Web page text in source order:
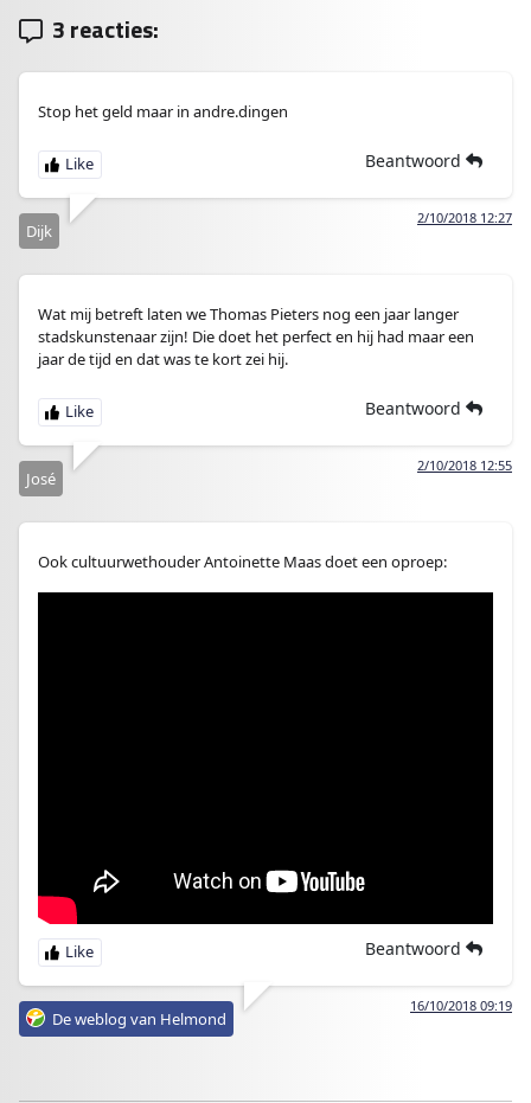
3 reacties:
Stop het geld maar in andre.dingen
Beantwoord
2/10/2018 12:27
Dijk
Wat mij betreft laten we Thomas Pieters nog een jaar langer
stadskunstenaar zijn! Die doet het perfect en hij had maar een
jaar de tijd en dat was te kort zei hij.
Beantwoord
2/10/2018 12:55
José
Ook cultuurwethouder Antoinette Maas doet een oproep:
Beantwoord
16/10/2018 09:19
De weblog van Helmond